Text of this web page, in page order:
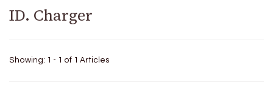
ID. Charger
Showing: 1 - 1 of 1 Articles